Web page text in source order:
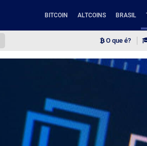
BITCOIN ALTCOINS BRASIL
O que é?